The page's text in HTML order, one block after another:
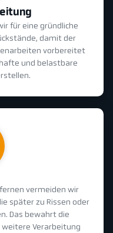
für eine gründliche
damit der
vorbereitet
und belastbare
vermeiden wir
später zu Rissen oder
Das bewahrt die
Verarbeitung